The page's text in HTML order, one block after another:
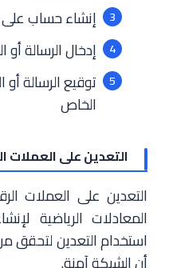
إنشاء حساب
إدخال الرسالة أو
توقيع الرسالة
الخاص
التعدين على العملات
التعدين على العملات
المعادلات الرياضية
استخدام التعدين لتحقق